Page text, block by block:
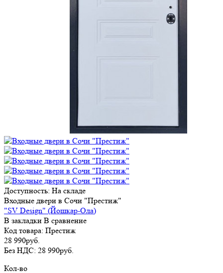
Доступность: На складе
Входные двери в Сочи "Престиж"
"SV Design" (Йошкар-Ола)
В закладки В сравнение
Код товара: Престиж
28 990руб.
Без НДС: 28 990руб.
Кол-во